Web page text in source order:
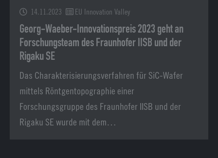
14.11.2023 EU Innovation Valley
Georg-Waeber-Innovationspreis 2023 geht an
Forschungsteam des Fraunhofer IISB und der
Rigaku SE
Das Charakterisierungsverfahren für SiC-Wafer
mittels Röntgentopographie einer
Forschungsgruppe des Fraunhofer IISB und der
Rigaku SE wurde mit dem…